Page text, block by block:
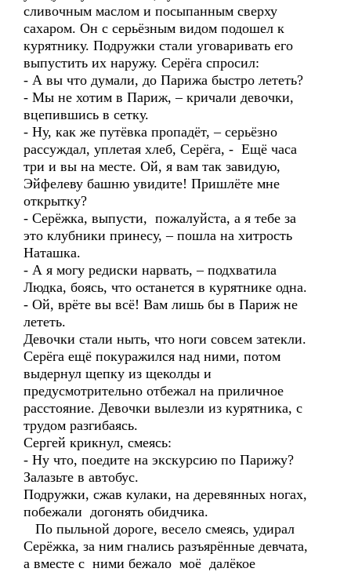
сливочным маслом и посыпанным сверху
сахаром. Он с серьёзным видом подошел к
курятнику. Подружки стали уговаривать его
выпустить их наружу. Серёга спросил:
- А вы что думали, до Парижа быстро лететь?
- Мы не хотим в Париж, – кричали девочки,
вцепившись в сетку.
- Ну, как же путёвка пропадёт, – серьёзно
рассуждал, уплетая хлеб, Серёга, - Ещё часа
три и вы на месте. Ой, я вам так завидую,
Эйфелеву башню увидите! Пришлёте мне
открытку?
- Серёжка, выпусти, пожалуйста, а я тебе за
это клубники принесу, – пошла на хитрость
Наташка.
- А я могу редиски нарвать, – подхватила
Людка, боясь, что останется в курятнике одна.
- Ой, врёте вы всё! Вам лишь бы в Париж не
лететь.
Девочки стали ныть, что ноги совсем затекли.
Серёга ещё покуражился над ними, потом
выдернул щепку из щеколды и
предусмотрительно отбежал на приличное
расстояние. Девочки вылезли из курятника, с
трудом разгибаясь.
Сергей крикнул, смеясь:
- Ну что, поедите на экскурсию по Парижу?
Залазьте в автобус.
Подружки, сжав кулаки, на деревянных ногах,
побежали догонять обидчика.
По пыльной дороге, весело смеясь, удирал
Серёжка, за ним гнались разъярённые девчата,
а вместе с ними бежало моё далёкое